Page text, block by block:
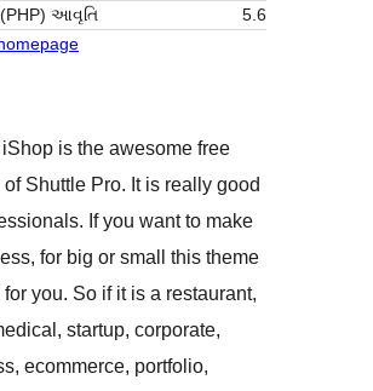
આવૃતિ
5.6
is the awesome free
Shuttle Pro. It is really good
If you want to make
for big or small this theme
you. So if it is a restaurant,
startup, corporate,
ecommerce, portfolio,